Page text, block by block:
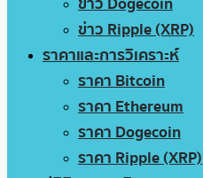
ข่าว Ripple (XRP)
ราคาและการวิเคราะห์
ราคา Bitcoin
ราคา Ethereum
ราคา Dogecoin
ราคา Ripple (XRP)